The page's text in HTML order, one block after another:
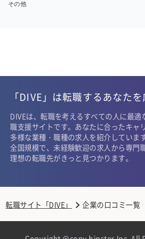
その他
「DIVE」は転職するあなた
DIVEは、転職を考えるすべての人に最
職支援サイトです。あなたに合ったキャ
多様な業種・職種の求人を紹介していま
全国規模で、未経験歓迎の求人から専門
理想の転職先がきっと見つかります。
転職サイト「DIVE」 企業の口コミ一覧